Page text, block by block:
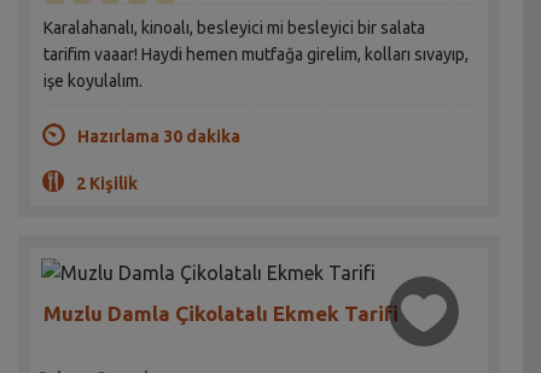
Karalahanalı, kinoalı, besleyici mi besleyici bir salata
tarifim vaaar! Haydi hemen mutfağa girelim, kolları sıvayıp,
işe koyulalım.
Hazırlama 30 dakika
2 Kişilik
Muzlu Damla Çikolatalı Ekmek Tarifi